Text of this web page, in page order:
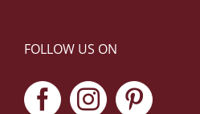
FOLLOW US ON